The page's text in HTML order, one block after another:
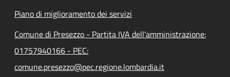
Piano di miglioramento dei servizi
Comune di Presezzo - Partita IVA dell'amministrazione:
01757940166 - PEC:
comune.presezzo@pec.regione.lombardia.it